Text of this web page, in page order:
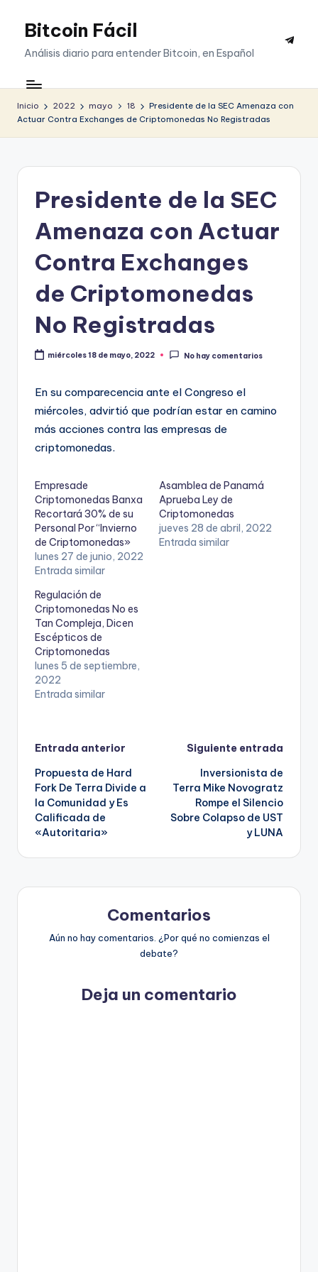
SaltarBitcoin Fácil
Análisis diario para entender Bitcoin, en Español
Inicio 2022 mayo 18
Presidente de la SEC Amenaza con
Actuar Contra Exchanges de Criptomonedas No Registradas
Presidente de la SEC
Amenaza con Actuar
Contra Exchanges
de Criptomonedas
No Registradas
miércoles 18 de mayo, 2022 No hay comentarios
En su comparecencia ante el Congreso el
miércoles, advirtió que podrían estar en camino
más acciones contra las empresas de
criptomonedas.
Empresade
Criptomonedas Banxa
Recortará 30% de su
Personal Por “Invierno
de Criptomonedas»
lunes 27 de junio, 2022
Entrada similar
Asamblea de Panamá
Aprueba Ley de
Criptomonedas
jueves 28 de abril, 2022
Entrada similar
Regulación de
Criptomonedas No es
Tan Compleja, Dicen
Escépticos de
Criptomonedas
lunes 5 de septiembre,
2022
Entrada similar
Navegación
de
entradas
Entrada anterior
Propuesta de Hard
Fork De Terra Divide a
la Comunidad y Es
Calificada de
«Autoritaria»
Siguiente entrada
Inversionista de
Terra Mike Novogratz
Rompe el Silencio
Sobre Colapso de UST
y LUNA
Comentarios
Aún no hay comentarios. ¿Por qué no comienzas el
debate?
Deja un comentario